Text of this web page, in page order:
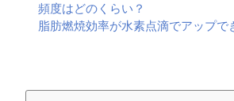
頻度はどのくらい？
脂肪燃焼効率が水素点滴でアップで